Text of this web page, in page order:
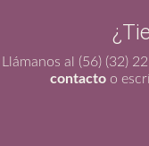
Llámanos al (56) (32)
contacto o